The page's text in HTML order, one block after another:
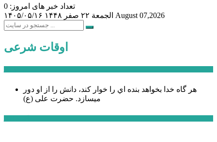
تعداد خبر های امروز: 0
۱۴۰۵/۰۵/۱۶
الجمعة ۲۲ صفر ۱۴۴۸ August 07,2026
اوقات شرعی
هر گاه خدا بخواهد بنده اي را خوار كند، دانش را از او دور
میسازد. حضرت علی (ع)